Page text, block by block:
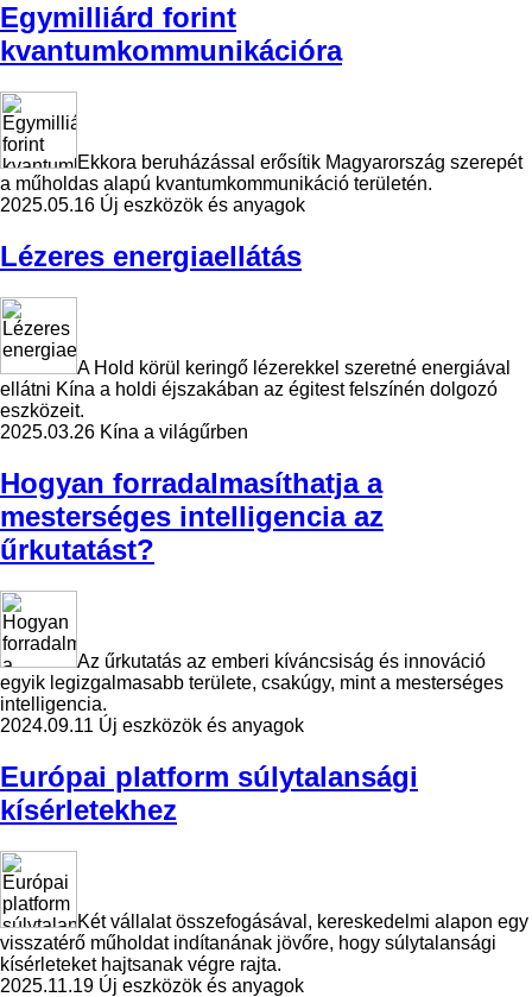
Egymilliárd forint
kvantumkommunikációra
Ekkora beruházással erősítik Magyarország szerepét
a műholdas alapú kvantumkommunikáció területén.
2025.05.16 Új eszközök és anyagok
Lézeres energiaellátás
A Hold körül keringő lézerekkel szeretné energiával
ellátni Kína a holdi éjszakában az égitest felszínén dolgozó
eszközeit.
2025.03.26 Kína a világűrben
Hogyan forradalmasíthatja a
mesterséges intelligencia az
űrkutatást?
Az űrkutatás az emberi kíváncsiság és innováció
egyik legizgalmasabb területe, csakúgy, mint a mesterséges
intelligencia.
2024.09.11 Új eszközök és anyagok
Európai platform súlytalansági
kísérletekhez
Két vállalat összefogásával, kereskedelmi alapon egy
visszatérő műholdat indítanának jövőre, hogy súlytalansági
kísérleteket hajtsanak végre rajta.
2025.11.19 Új eszközök és anyagok